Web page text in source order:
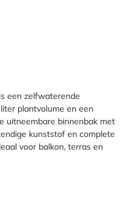
een zelfwaterende
plantvolume en een
uitneembare binnenbak met
kunststof en complete
voor balkon, terras en